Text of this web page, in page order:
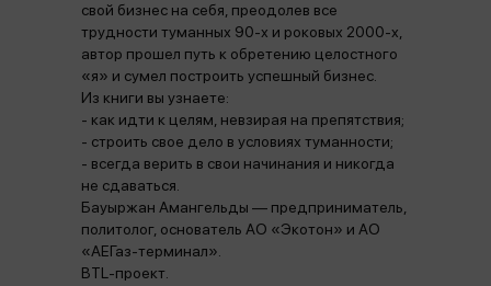
свой бизнес на себя, преодолев все
трудности туманных 90-х и роковых 2000-х,
автор прошел путь к обретению целостного
«я» и сумел построить успешный бизнес.
Из книги вы узнаете:
- как идти к целям, невзирая на препятствия;
- строить свое дело в условиях туманности;
- всегда верить в свои начинания и никогда
не сдаваться.
Бауыржан Амангельды — предприниматель,
политолог, основатель АО «Экотон» и АО
«АЕГаз-терминал».
BTL-проект.